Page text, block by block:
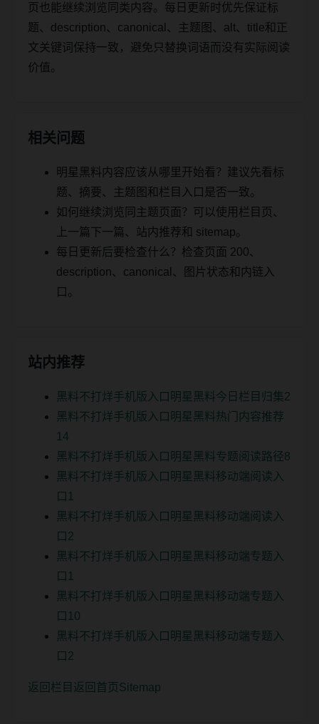
页也能继续浏览同类内容。每日更新时优先保证标
题、description、canonical、主题图、alt、title和正
文关键词保持一致，避免只替换词语而没有实际阅读
价值。
相关问题
明星黑料内容应该从哪里开始看？建议先看标
题、摘要、主题图和栏目入口是否一致。
如何继续浏览同主题页面？可以使用栏目页、
上一篇下一篇、站内推荐和 sitemap。
每日更新后要检查什么？检查页面 200、
description、canonical、图片状态和内链入
口。
站内推荐
黑料不打烊手机版入口明星黑料今日栏目归集2
黑料不打烊手机版入口明星黑料热门内容推荐
14
黑料不打烊手机版入口明星黑料专题阅读路径8
黑料不打烊手机版入口明星黑料移动端阅读入
口1
黑料不打烊手机版入口明星黑料移动端阅读入
口2
黑料不打烊手机版入口明星黑料移动端专题入
口1
黑料不打烊手机版入口明星黑料移动端专题入
口10
黑料不打烊手机版入口明星黑料移动端专题入
口2
返回栏目 返回首页 Sitemap